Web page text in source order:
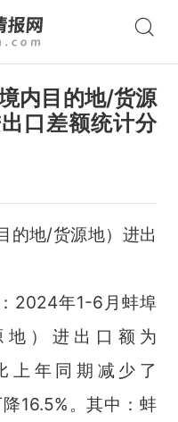
内目的地/货源
口差额统计分
的地/货源地）进出
2024年1-6月蚌埠
）进出口额为
上年同期减少了
16.5%。其中：蚌